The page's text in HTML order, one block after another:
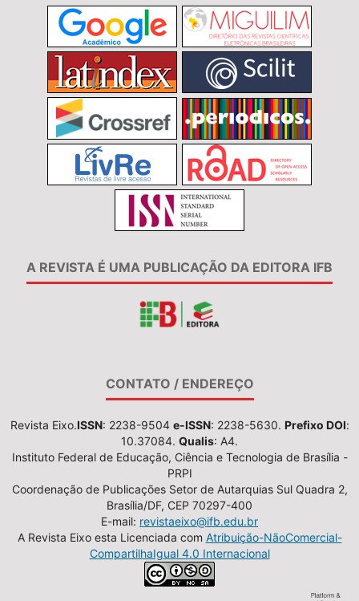
A REVISTA É UMA PUBLICAÇÃO DA EDITORA IFB
CONTATO / ENDEREÇO
Revista Eixo.ISSN: 2238-9504 e-ISSN: 2238-5630. Prefixo DOI:
10.37084. Qualis: A4.
Instituto Federal de Educação, Ciência e Tecnologia de Brasília -
PRPI
Coordenação de Publicações Setor de Autarquias Sul Quadra 2,
Brasília/DF, CEP 70297-400
E-mail: revistaeixo@ifb.edu.br
A Revista Eixo esta Licenciada com Atribuição-NãoComercial-
CompartilhaIgual 4.0 Internacional